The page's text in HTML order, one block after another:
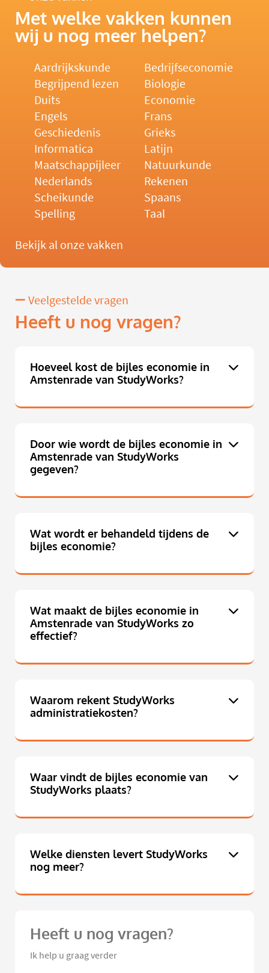
Met welke vakken kunnen
wij u nog meer helpen?
Aardrijkskunde
Bedrijfseconomie
Begrijpend lezen
Biologie
Duits
Economie
Engels
Frans
Geschiedenis
Grieks
Informatica
Latijn
Maatschappijleer
Natuurkunde
Nederlands
Rekenen
Scheikunde
Spaans
Spelling
Taal
Bekijk al onze vakken
Veelgestelde vragen
Heeft u nog vragen?
Hoeveel kost de bijles economie in
Amstenrade van StudyWorks?
Door wie wordt de bijles economie in
Amstenrade van StudyWorks
gegeven?
Wat wordt er behandeld tijdens de
bijles economie?
Wat maakt de bijles economie in
Amstenrade van StudyWorks zo
effectief?
Waarom rekent StudyWorks
administratiekosten?
Waar vindt de bijles economie van
StudyWorks plaats?
Welke diensten levert StudyWorks
nog meer?
Heeft u nog vragen?
Ik help u graag verder